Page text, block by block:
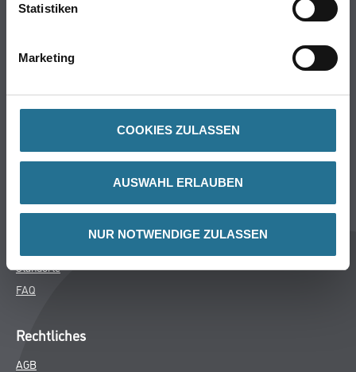
Statistiken
Marketing
COOKIES ZULASSEN
AUSWAHL ERLAUBEN
NUR NOTWENDIGE ZULASSEN
Putze- und Spachtelmassen
Wand- & Deckenbeläge
Winkler & Gräbner
Services
Standorte
FAQ
Rechtliches
AGB